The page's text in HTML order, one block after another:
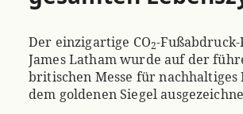
Der einzigartige CO2-
James Latham wurde auf der
britischen Messe für nachhaltiges
dem goldenen Siegel